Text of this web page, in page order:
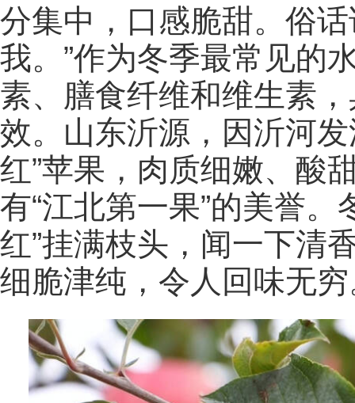
分集中，口感脆甜。俗
我。”作为冬季最常见的
素、膳食纤维和维生素
效。山东沂源，因沂河
红”苹果，肉质细嫩、酸
有“江北第一果”的美誉
红”挂满枝头，闻一下清
细脆津纯，令人回味无